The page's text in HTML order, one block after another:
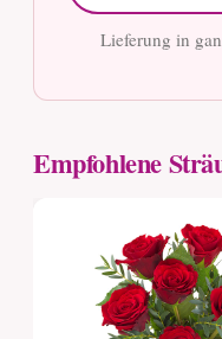
Lieferung in
Empfohlene